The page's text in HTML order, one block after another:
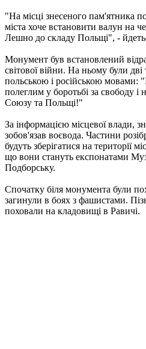
"На місці знесеного пам'ятника
міста хоче встановити валун на
Лешно до складу Польщі", -
Монумент був встановлений
світової війни. На ньому були
польською і російською мовами:
полеглим у боротьбі за свободу і
Союзу та Польщі!"
За інформацією місцевої влади,
зобов'язав воєвода. Частини
будуть зберігатися на території
що вони стануть експонатами
Подборську.
Спочатку біля монумента були
загинули в боях з фашистами.
поховали на кладовищі в Равичі.